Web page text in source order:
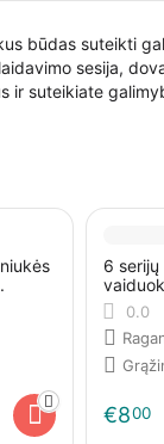
būdas suteikti
sesija,
ir suteikiate
6
0.0
€800